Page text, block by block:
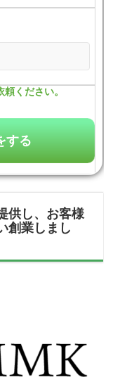
ください。
供し、お客様
創業しまし